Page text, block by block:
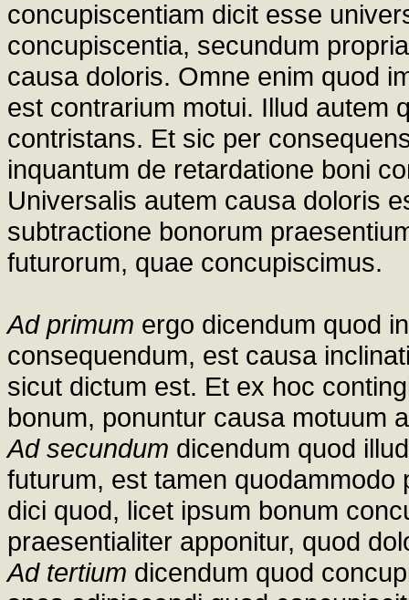
concupiscentiam dicit esse
concupiscentia, secundum
causa doloris. Omne enim quod
est contrarium motui. Illud autem
contristans. Et sic per
inquantum de retardatione boni
Universalis autem causa doloris
subtractione bonorum
futurorum, quae concupiscimus.
Ad primum ergo dicendum quod
consequendum, est causa
sicut dictum est. Et ex hoc
bonum, ponuntur causa motuum
Ad secundum dicendum quod
futurum, est tamen
dici quod, licet ipsum bonum
praesentialiter apponitur, quod
Ad tertium dicendum quod